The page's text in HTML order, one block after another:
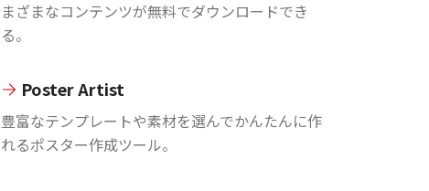
まざまなコンテンツが無料でダウンロードでき
る。
Poster Artist
豊富なテンプレートや素材を選んでかんたんに作
れるポスター作成ツール。